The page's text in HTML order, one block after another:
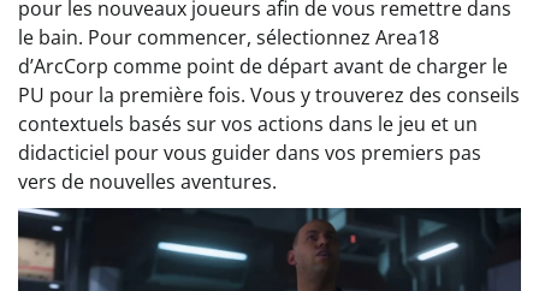
pour les nouveaux joueurs afin de vous remettre dans
le bain. Pour commencer, sélectionnez Area18
d’ArcCorp comme point de départ avant de charger le
PU pour la première fois. Vous y trouverez des conseils
contextuels basés sur vos actions dans le jeu et un
didacticiel pour vous guider dans vos premiers pas
vers de nouvelles aventures.